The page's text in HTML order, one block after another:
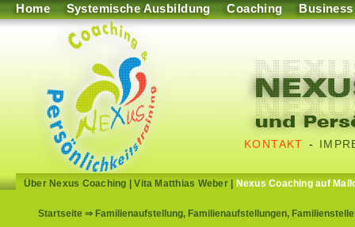
Home Systemische Ausbildung Coaching Business
KONTAKT -
Über Nexus Coaching |Vita Matthias Weber| Nexus Coaching auf
Startseite ⇒ Familienaufstellung, Familienaufstellungen,